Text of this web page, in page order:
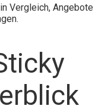
Vergleich, Angebote